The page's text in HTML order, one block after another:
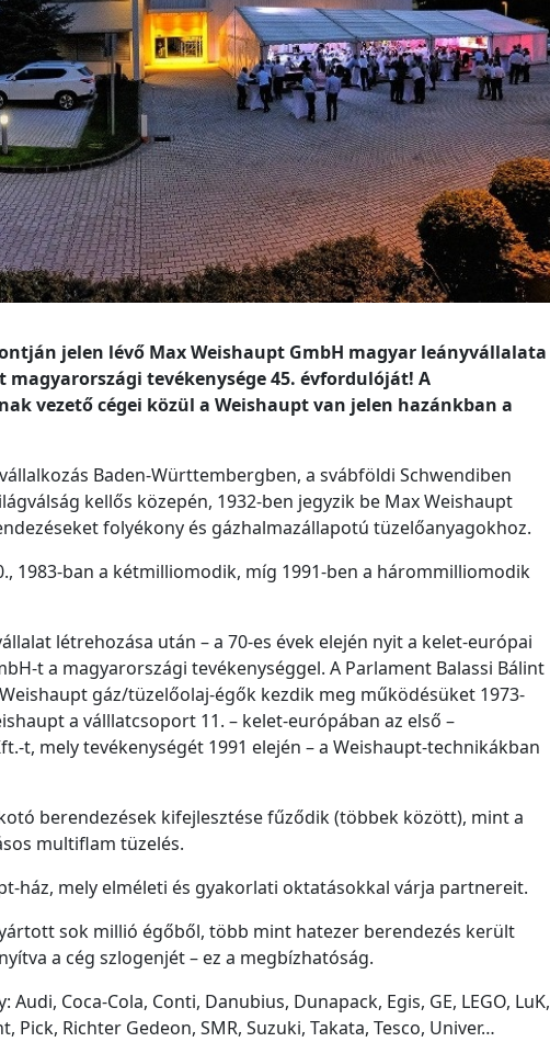
jelen lévő Max Weishaupt GmbH magyar leányvállalata
tevékenysége 45. évfordulóját! A
vezető cégei közül a Weishaupt van jelen hazánkban a
Baden-Württembergben, a svábföldi Schwendiben
kellős közepén, 1932-ben jegyzik be Max Weishaupt
folyékony és gázhalmazállapotú tüzelőanyagokhoz.
1983-ban a kétmilliomodik, míg 1991-ben a hárommilliomodik
létrehozása után – a 70-es évek elején nyit a kelet-európai
t a magyarországi tevékenységgel. A Parlament Balassi Bálint
gáz/tüzelőolaj-égők kezdik meg működésüket 1973-
a válllatcsoport 11. – kelet-európában az első –
t, mely tevékenységét 1991 elején – a Weishaupt-technikákban
berendezések kifejlesztése fűződik (többek között), mint a
multiflam tüzelés.
ház, mely elméleti és gyakorlati oktatásokkal várja partnereit.
sok millió égőből, több mint hatezer berendezés került
a cég szlogenjét – ez a megbízhatóság.
Coca-Cola, Conti, Danubius, Dunapack, Egis, GE, LEGO, LuK,
Richter Gedeon, SMR, Suzuki, Takata, Tesco, Univer…